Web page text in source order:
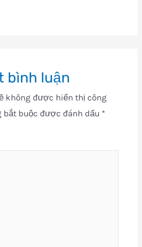
bình luận
không được hiển thị công
bắt buộc được đánh dấu *